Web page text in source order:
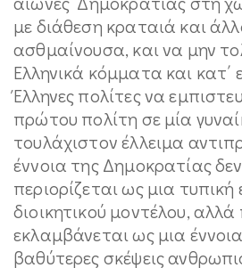
με διάθεση κραταιά και
ασθμαίνουσα, και να μην
Ελληνικά κόμματα και κατ΄
Έλληνες πολίτες να
πρώτου πολίτη σε μία
τουλάχιστον έλλειμα
έννοια της Δημοκρατίας
περιορίζεται ως μια
διοικητικού μοντέλου, αλλά
εκλαμβάνεται ως μια
βαθύτερες σκέψεις